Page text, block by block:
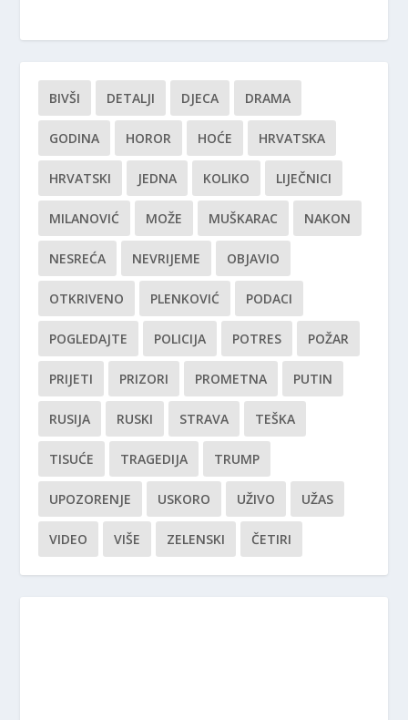
BIVŠI DETALJI DJECA DRAMA
GODINA HOROR HOĆE HRVATSKA
HRVATSKI JEDNA KOLIKO LIJEČNICI
MILANOVIĆ MOŽE MUŠKARAC NAKON
NESREĆA NEVRIJEME OBJAVIO
OTKRIVENO PLENKOVIĆ PODACI
POGLEDAJTE POLICIJA POTRES POŽAR
PRIJETI PRIZORI PROMETNA PUTIN
RUSIJA RUSKI STRAVA TEŠKA
TISUĆE TRAGEDIJA TRUMP
UPOZORENJE USKORO UŽIVO UŽAS
VIDEO VIŠE ZELENSKI ČETIRI